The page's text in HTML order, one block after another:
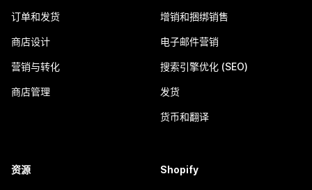
订单和发货
商店设计
营销与转化
商店管理
增销和捆绑销售
电子邮件营销
搜索引擎优化 (SEO)
发货
货币和翻译
资源 Shopify